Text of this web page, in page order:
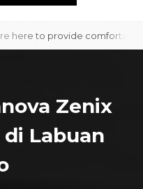
to provide comfortable and
Zenix
Labuan